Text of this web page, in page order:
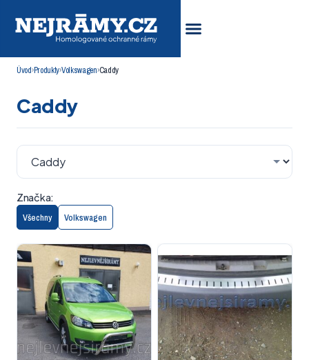
Úvod›Produkty›Volkswagen›Caddy
Caddy
Značka:
Všechny Volkswagen